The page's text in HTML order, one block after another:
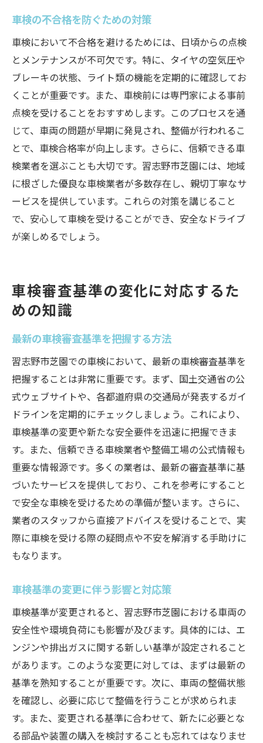
車検の不合格を防ぐための対策
車検において不合格を避けるためには、日頃からの点検
とメンテナンスが不可欠です。特に、タイヤの空気圧や
ブレーキの状態、ライト類の機能を定期的に確認してお
くことが重要です。また、車検前には専門家による事前
点検を受けることをおすすめします。このプロセスを通
じて、車両の問題が早期に発見され、整備が行われるこ
とで、車検合格率が向上します。さらに、信頼できる車
検業者を選ぶことも大切です。習志野市芝園には、地域
に根ざした優良な車検業者が多数存在し、親切丁寧なサ
ービスを提供しています。これらの対策を講じること
で、安心して車検を受けることができ、安全なドライブ
が楽しめるでしょう。
車検審査基準の変化に対応するた
めの知識
最新の車検審査基準を把握する方法
習志野市芝園での車検において、最新の車検審査基準を
把握することは非常に重要です。まず、国土交通省の公
式ウェブサイトや、各都道府県の交通局が発表するガイ
ドラインを定期的にチェックしましょう。これにより、
車検基準の変更や新たな安全要件を迅速に把握できま
す。また、信頼できる車検業者や整備工場の公式情報も
重要な情報源です。多くの業者は、最新の審査基準に基
づいたサービスを提供しており、これを参考にすること
で安全な車検を受けるための準備が整います。さらに、
業者のスタッフから直接アドバイスを受けることで、実
際に車検を受ける際の疑問点や不安を解消する手助けに
もなります。
車検基準の変更に伴う影響と対応策
車検基準が変更されると、習志野市芝園における車両の
安全性や環境負荷にも影響が及びます。具体的には、エ
ンジンや排出ガスに関する新しい基準が設定されること
があります。このような変更に対しては、まずは最新の
基準を熟知することが重要です。次に、車両の整備状態
を確認し、必要に応じて整備を行うことが求められま
す。また、変更される基準に合わせて、新たに必要とな
る部品や装置の購入を検討することも忘れてはなりませ